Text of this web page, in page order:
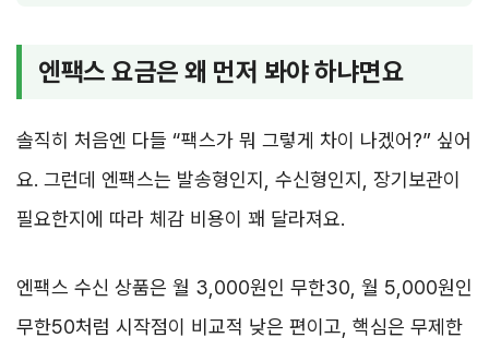
엔팩스 요금은 왜 먼저 봐야 하냐면요
솔직히 처음엔 다들 “팩스가 뭐 그렇게 차이 나겠어?” 싶어
요. 그런데 엔팩스는 발송형인지, 수신형인지, 장기보관이
필요한지에 따라 체감 비용이 꽤 달라져요.
엔팩스 수신 상품은 월 3,000원인 무한30, 월 5,000원인
무한50처럼 시작점이 비교적 낮은 편이고, 핵심은 무제한